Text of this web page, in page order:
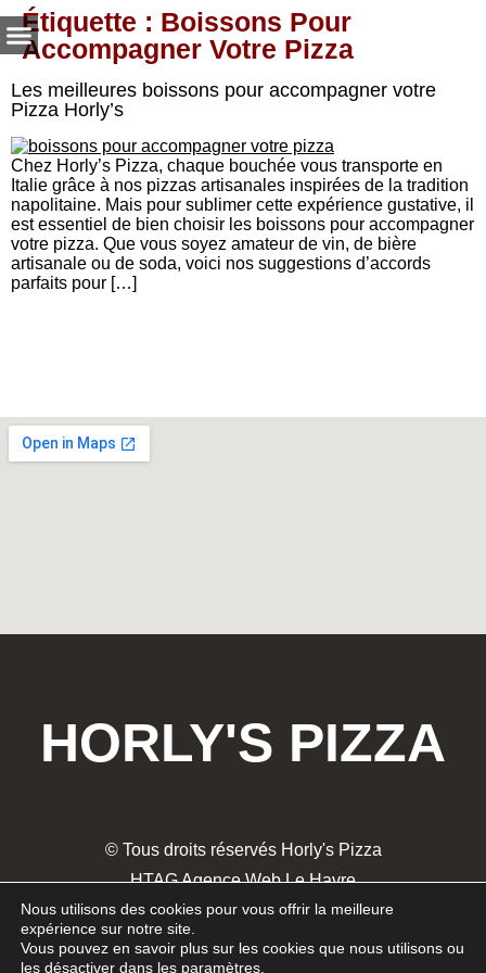
Étiquette : Boissons Pour
Accompagner Votre Pizza
Les meilleures boissons pour accompagner votre
Pizza Horly’s
Chez Horly’s Pizza, chaque bouchée vous transporte en
Italie grâce à nos pizzas artisanales inspirées de la tradition
napolitaine. Mais pour sublimer cette expérience gustative, il
est essentiel de bien choisir les boissons pour accompagner
votre pizza. Que vous soyez amateur de vin, de bière
artisanale ou de soda, voici nos suggestions d’accords
parfaits pour […]
HORLY'S PIZZA
© Tous droits réservés Horly's Pizza
HTAG Agence Web Le Havre
Mentions Légales
Politique de confidentialité
Nous utilisons des cookies pour vous offrir la meilleure
expérience sur notre site.
Vous pouvez en savoir plus sur les cookies que nous utilisons ou
les désactiver dans les paramètres